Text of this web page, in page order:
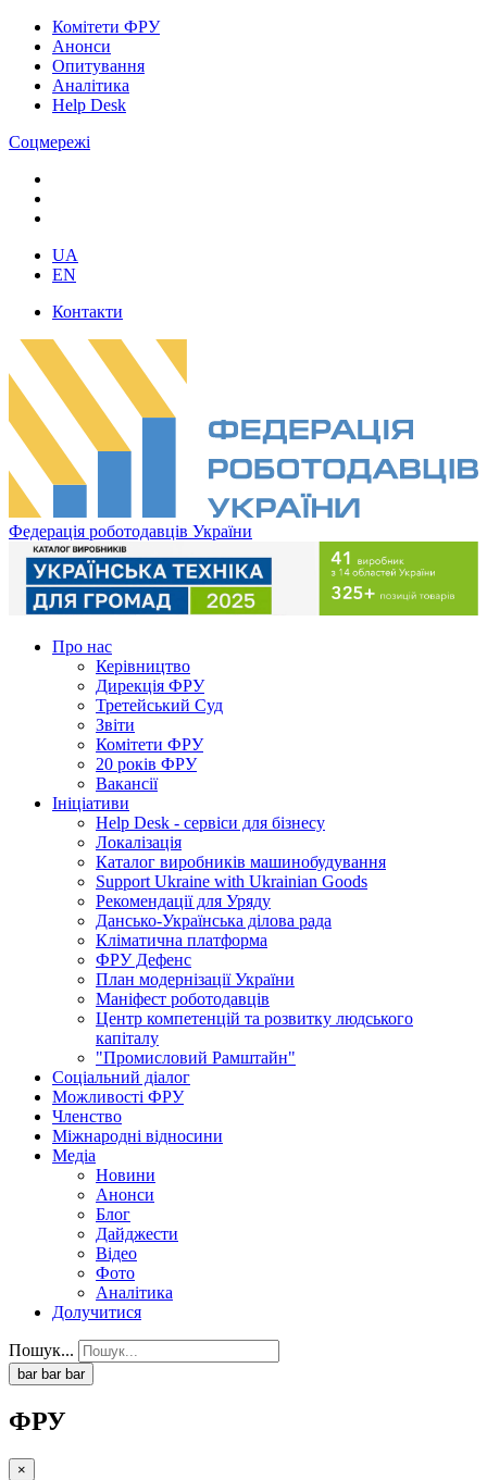
Комітети ФРУ
Анонси
Опитування
Аналітика
Help Desk
Соцмережі
UA
EN
Контакти
Федерація роботодавців України
Про нас
Керівництво
Дирекція ФРУ
Третейський Суд
Звіти
Комітети ФРУ
20 років ФРУ
Вакансії
Ініціативи
Help Desk - сервіси для бізнесу
Локалізація
Каталог виробників машинобудування
Support Ukraine with Ukrainian Goods
Рекомендації для Уряду
Дансько-Українська ділова рада
Кліматична платформа
ФРУ Дефенс
План модернізації України
Маніфест роботодавців
Центр компетенцій та розвитку людського
капіталу
"Промисловий Рамштайн"
Соціальний діалог
Можливості ФРУ
Членство
Міжнародні відносини
Медіа
Новини
Анонси
Блог
Дайджести
Відео
Фото
Аналітика
Долучитися
Пошук...
bar bar bar
ФРУ
×